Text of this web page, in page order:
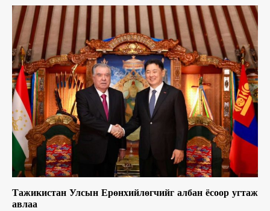
Тажикистан Улсын Ерөнхийлөгчийг албан ёсоор угтаж
авлаа